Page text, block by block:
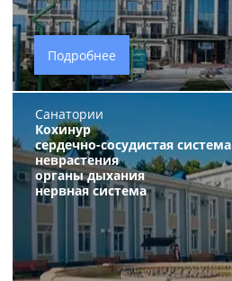
Подробнее
Санатории
Кохинур
сердечно-сосудистая система
неврастения
органы дыхания
нервная система